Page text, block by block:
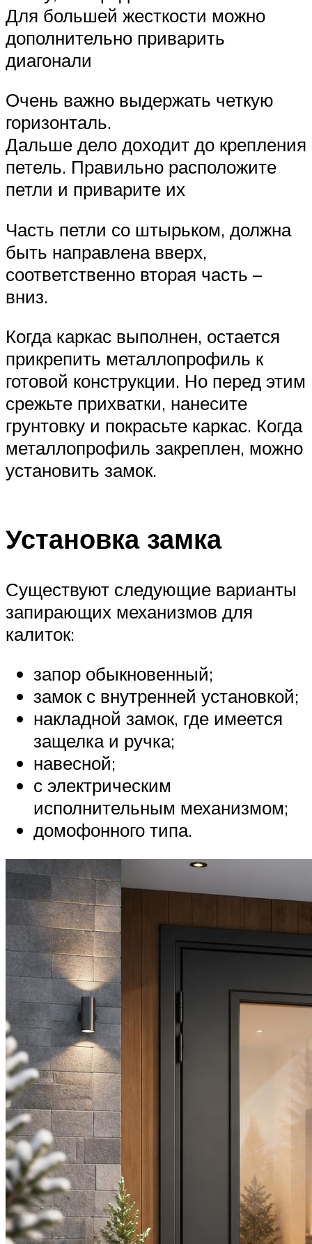
Для большей жесткости можно
дополнительно приварить
диагонали
Очень важно выдержать четкую
горизонталь.
Дальше дело доходит до крепления
петель. Правильно расположите
петли и приварите их
Часть петли со штырьком, должна
быть направлена вверх,
соответственно вторая часть –
вниз.
Когда каркас выполнен, остается
прикрепить металлопрофиль к
готовой конструкции. Но перед этим
срежьте прихватки, нанесите
грунтовку и покрасьте каркас. Когда
металлопрофиль закреплен, можно
установить замок.
Установка замка
Существуют следующие варианты
запирающих механизмов для
калиток:
запор обыкновенный;
замок с внутренней установкой;
накладной замок, где имеется
защелка и ручка;
навесной;
с электрическим
исполнительным механизмом;
домофонного типа.